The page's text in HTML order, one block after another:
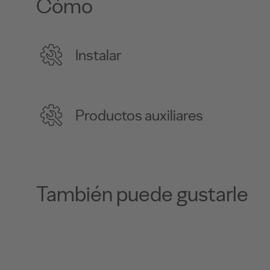
Cómo
Instalar
Productos auxiliares
También puede gustarle